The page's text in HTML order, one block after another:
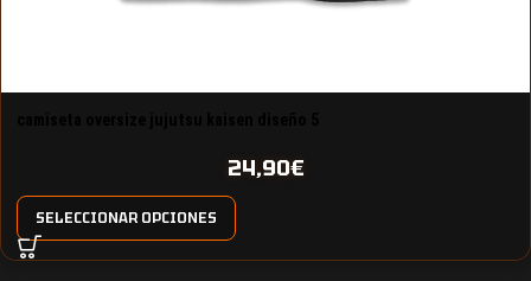
24,90€
SELECCIONAR OPCIONES